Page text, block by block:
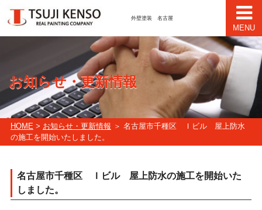
外壁塗装 名古屋
MENU
お知らせ・更新情報
HOME> お知らせ・更新情報 ＞ 名古屋市千種区 Ｉビル 屋上防水
の施工を開始いたしました。
名古屋市千種区 Ｉビル 屋上防水の施工を開始いた
しました。